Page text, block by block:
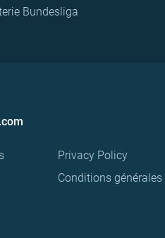
Bundesliga
Privacy Policy
Conditions générales